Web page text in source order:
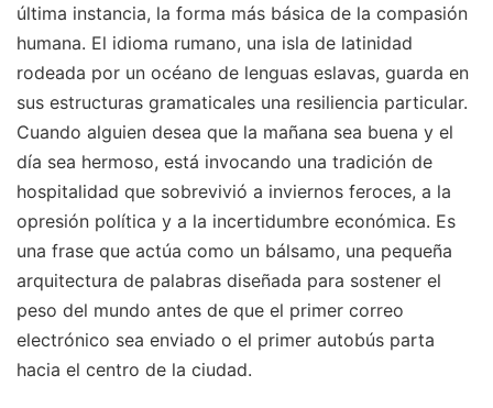
última instancia, la forma más básica de la compasión
humana. El idioma rumano, una isla de latinidad
rodeada por un océano de lenguas eslavas, guarda en
sus estructuras gramaticales una resiliencia particular.
Cuando alguien desea que la mañana sea buena y el
día sea hermoso, está invocando una tradición de
hospitalidad que sobrevivió a inviernos feroces, a la
opresión política y a la incertidumbre económica. Es
una frase que actúa como un bálsamo, una pequeña
arquitectura de palabras diseñada para sostener el
peso del mundo antes de que el primer correo
electrónico sea enviado o el primer autobús parta
hacia el centro de la ciudad.